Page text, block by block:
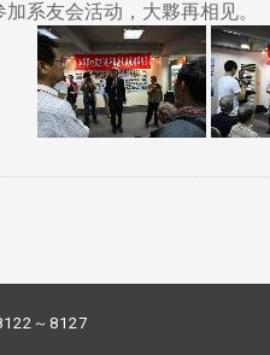
系友会活动，大夥再相见。
～8127